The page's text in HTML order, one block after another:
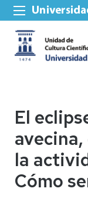
El
la
Cómo